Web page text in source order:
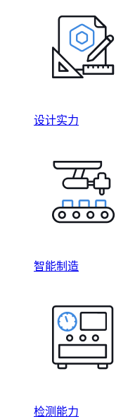
设计实力
智能制造
检测能力